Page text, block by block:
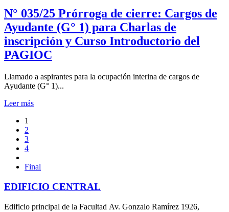
N° 035/25 Prórroga de cierre: Cargos de
Ayudante (G° 1) para Charlas de
inscripción y Curso Introductorio del
PAGIOC
Llamado a aspirantes para la ocupación interina de cargos de
Ayudante (G° 1)...
Leer más
1
2
3
4
Final
EDIFICIO CENTRAL
Edificio principal de la Facultad Av. Gonzalo Ramírez 1926,